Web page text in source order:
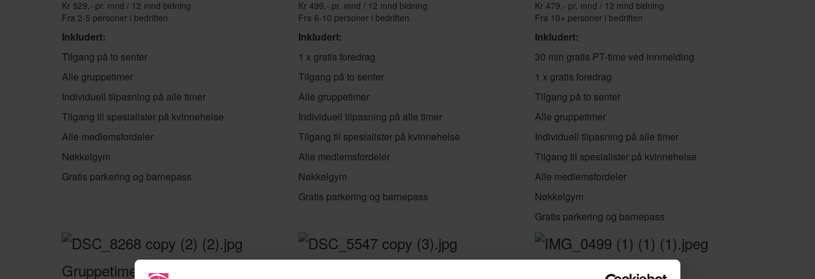
Kr 529,- pr. mnd / 12 mnd bidning
Fra 2-5 personer i bedriften
Inkludert:
Tilgang på to senter
Alle gruppetimer
Individuell tilpasning på alle timer
Tilgang til spesialister på kvinnehelse
Alle medlemsfordeler
Nøkkelgym
Gratis parkering og barnepass
Kr 499,- pr. mnd / 12 mnd bidning
Fra 6-10 personer i bedriften
Inkludert:
1 x gratis foredrag
Tilgang på to senter
Alle gruppetimer
Individuell tilpasning på alle timer
Tilgang til spesialister på kvinnehelse
Alle medlemsfordeler
Nøkkelgym
Gratis parkering og barnepass
Kr 479,- pr. mnd / 12 mnd bidning
Fra 10+ personer i bedriften
Inkludert:
30 min gratis PT-time ved innmelding
1 x gratis foredrag
Tilgang på to senter
Alle gruppetimer
Individuell tilpasning på alle timer
Tilgang til spesialister på kvinnehelse
Alle medlemsfordeler
Nøkkelgym
Gratis parkering og barnepass
Gruppetime for bedriften